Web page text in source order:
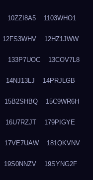
10ZZI8A5 1103WHO1
12FS3WHV 12HZ1JWW
133P7UOC 13COV7L8
14NJ13LJ 14PRJLGB
15B2SHBQ 15C9WR6H
16U7RZJT 179PIGYE
17VE7UAW 181QKVNV
19S0NNZV 19SYNG2F